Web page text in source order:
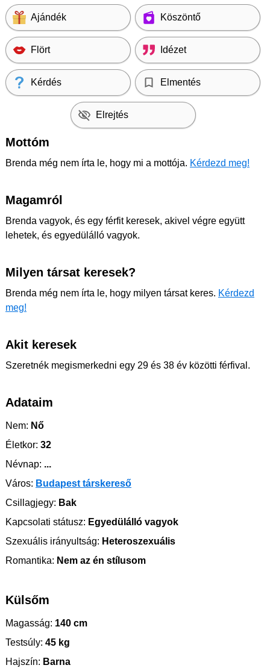
Ajándék Köszöntő
Flört Idézet
Kérdés Elmentés
Elrejtés
Mottóm
Brenda még nem írta le, hogy mi a mottója. Kérdezd meg!
Magamról
Brenda vagyok, és egy férfit keresek, akivel végre együtt
lehetek, és egyedülálló vagyok.
Milyen társat keresek?
Brenda még nem írta le, hogy milyen társat keres. Kérdezd
meg!
Akit keresek
Szeretnék megismerkedni egy 29 és 38 év közötti férfival.
Adataim
Nem: Nő
Életkor: 32
Névnap: ...
Város: Budapest társkereső
Csillagjegy: Bak
Kapcsolati státusz: Egyedülálló vagyok
Szexuális irányultság: Heteroszexuális
Romantika: Nem az én stílusom
Külsőm
Magasság: 140 cm
Testsúly: 45 kg
Hajszín: Barna